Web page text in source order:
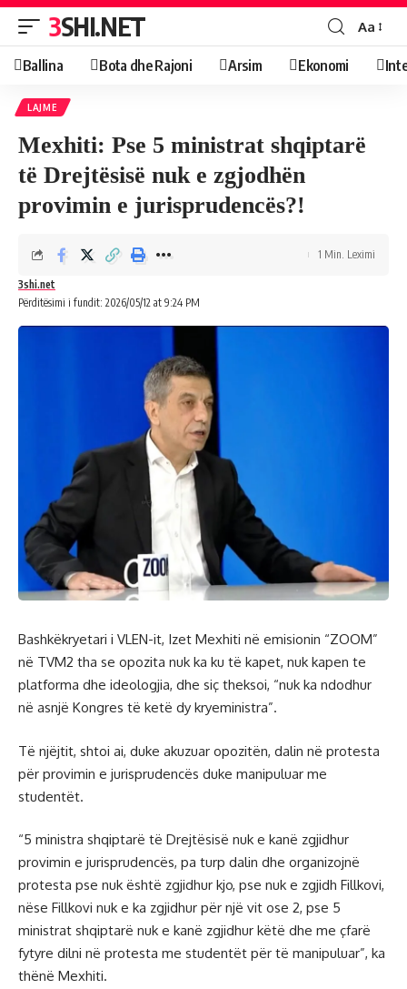
3SHI.NET Aa
Ballina Bota dhe Rajoni Arsim Ekonomi
LAJME
Mexhiti: Pse 5 ministrat shqiptarë
të Drejtësisë nuk e zgjodhën
provimin e jurisprudencës?!
Përditësimi i fundit: 2026/05/12 at 9:24 PM
3shi.net
1 Min. Leximi
Bashkëkryetari i VLEN-it, Izet Mexhiti në emisionin “ZOOM”
në TVM2 tha se opozita nuk ka ku të kapet, nuk kapen te
platforma dhe ideologjia, dhe siç theksoi, “nuk ka ndodhur
në asnjë Kongres të ketë dy kryeministra”.
Të njëjtit, shtoi ai, duke akuzuar opozitën, dalin në protesta
për provimin e jurisprudencës duke manipuluar me
studentët.
“5 ministra shqiptarë të Drejtësisë nuk e kanë zgjidhur
provimin e jurisprudencës, pa turp dalin dhe organizojnë
protesta pse nuk është zgjidhur kjo, pse nuk e zgjidh Fillkovi,
nëse Fillkovi nuk e ka zgjidhur për një vit ose 2, pse 5
ministrat shqiptarë nuk e kanë zgjidhur këtë dhe me çfarë
fytyre dilni në protesta me studentët për të manipuluar”, ka
thënë Mexhiti.